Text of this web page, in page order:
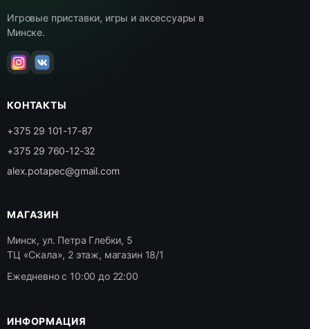
Игровые приставки, игры и аксессуары в
Минске.
КОНТАКТЫ
+375 29 101-17-87
+375 29 760-12-32
alex.potapec@gmail.com
МАГАЗИН
Минск, ул. Петра Глебки, 5
ТЦ «Скала», 2 этаж, магазин 18/1
Ежедневно с 10:00 до 22:00
ИНФОРМАЦИЯ